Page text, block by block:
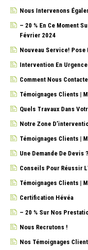
Nous Intervenons
– 20 % En Ce Moment
Février 2024
Nouveau Service! Pose
Intervention En
Comment Nous
Témoignages Clients |
Quels Travaux Dans
Notre Zone
Témoignages Clients |
Une Demande De Devis ?
Conseils Pour Réussir
Témoignages Clients |
Certification Hévéa
– 20 % Sur Nos
Nous Recrutons !
Nos Témoignages